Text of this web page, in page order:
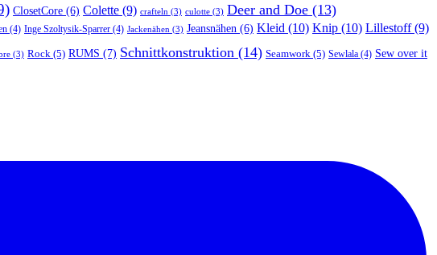
ClosetCore (6) Colette (9) crafteln (3) culotte (3) Deer and Doe (13)
(4) Inge Szoltysik-Sparrer (4) Jackenähen (3) Jeansnähen (6) Kleid (10) Knip (10) Lillestoff(9)
(3) Rock (5) RUMS (7) Schnittkonstruktion (14) Seamwork (5) Sewlala (4) Sew over it